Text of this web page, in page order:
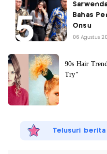
Bahas
Onsu
06 Agustus
Telusuri